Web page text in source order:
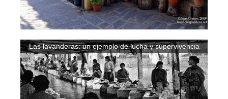
Las lavanderas: un ejemplo de lucha y supervivencia